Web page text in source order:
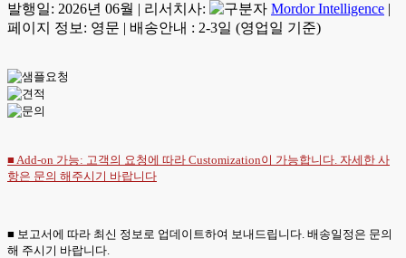
발행일: 2026년 06월 | 리서치사: Mordor Intelligence |
페이지 정보: 영문 | 배송안내 : 2-3일 (영업일 기준)
■ Add-on 가능: 고객의 요청에 따라 Customization이 가능합니다. 자세한 사
항은 문의 해주시기 바랍니다
■ 보고서에 따라 최신 정보로 업데이트하여 보내드립니다. 배송일정은 문의
해 주시기 바랍니다.